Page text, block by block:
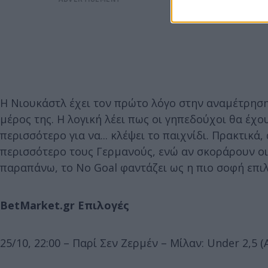
Η Νιουκάστλ έχει τον πρώτο λόγο στην
μέρος της. Η λογική λέει πως οι γηπεδούχοι θα
περισσότερο για να... κλέψει το παιχνίδι.
περισσότερο τους Γερμανούς, ενώ αν σκοράρουν
παραπάνω, το No Goal φαντάζει ως η πιο σοφή
BetMarket.gr Επιλογές
25/10, 22:00 – Παρί Σεν Ζερμέν – Μίλαν: Under 2,5